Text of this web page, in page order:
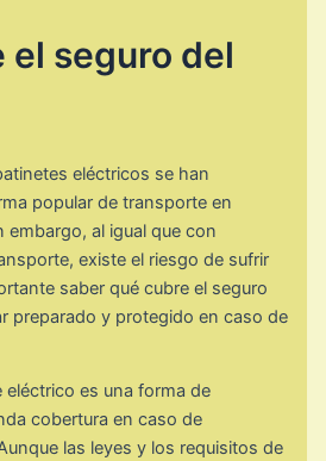
el seguro del
eléctricos se han
popular de transporte en
embargo, al igual que con
existe el riesgo de sufrir
saber qué cubre el seguro
preparado y protegido en caso de
eléctrico es una forma de
cobertura en caso de
las leyes y los requisitos de